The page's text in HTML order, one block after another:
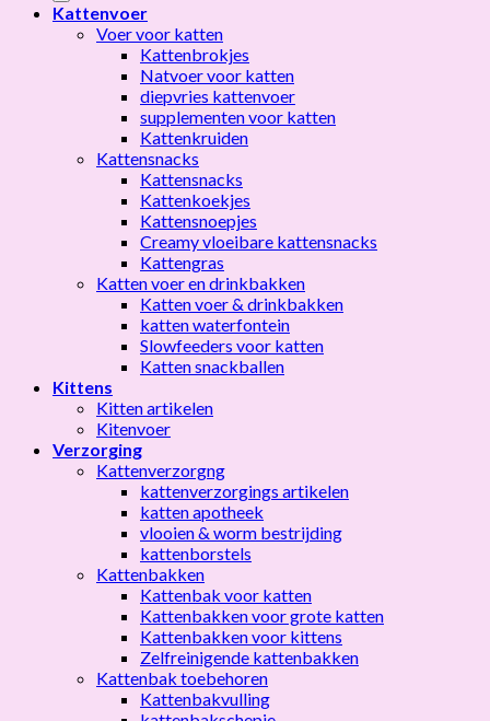
Kattenvoer
Voer voor katten
Kattenbrokjes
Natvoer voor katten
diepvries kattenvoer
supplementen voor katten
Kattenkruiden
Kattensnacks
Kattensnacks
Kattenkoekjes
Kattensnoepjes
Creamy vloeibare kattensnacks
Kattengras
Katten voer en drinkbakken
Katten voer & drinkbakken
katten waterfontein
Slowfeeders voor katten
Katten snackballen
Kittens
Kitten artikelen
Kitenvoer
Verzorging
Kattenverzorgng
kattenverzorgings artikelen
katten apotheek
vlooien & worm bestrijding
kattenborstels
Kattenbakken
Kattenbak voor katten
Kattenbakken voor grote katten
Kattenbakken voor kittens
Zelfreinigende kattenbakken
Kattenbak toebehoren
Kattenbakvulling